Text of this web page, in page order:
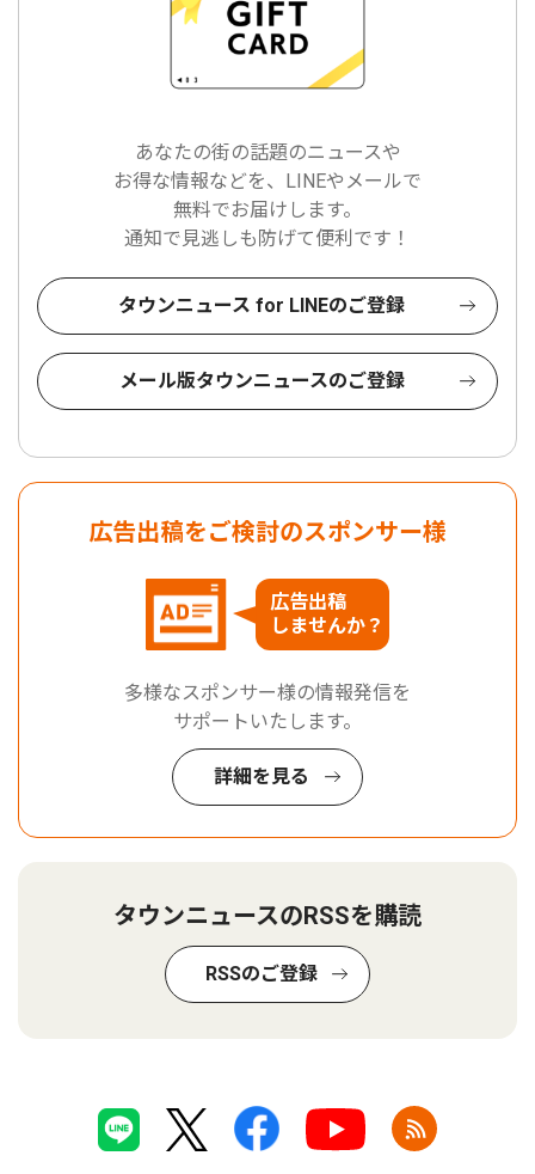
あなたの街の話題のニュースや
お得な情報などを、LINEやメールで
無料でお届けします。
通知で見逃しも防げて便利です！
タウンニュース for LINEのご登録
メール版タウンニュースのご登録
広告出稿をご検討のスポンサー様
広告出稿
しませんか？
多様なスポンサー様の情報発信を
サポートいたします。
詳細を見る
タウンニュースのRSSを購読
RSSのご登録